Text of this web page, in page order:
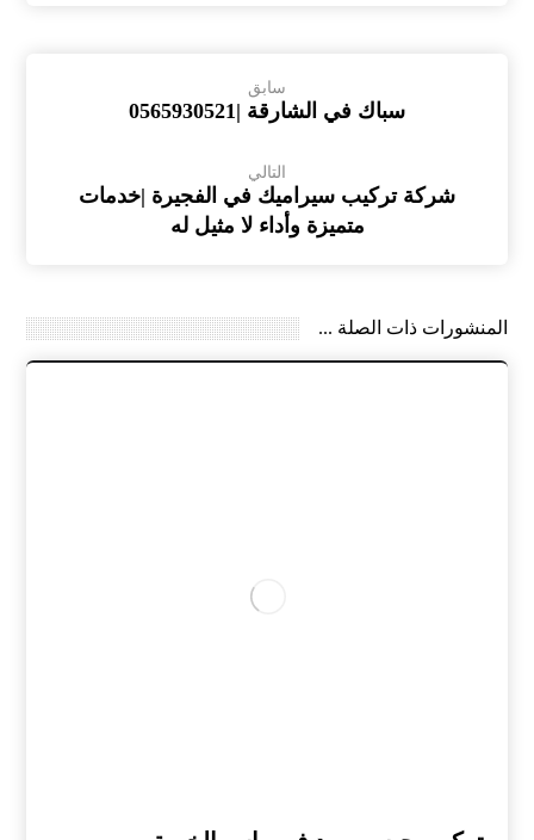
سابق
سباك في الشارقة |0565930521
التالي
شركة تركيب سيراميك في الفجيرة |خدمات
متميزة وأداء لا مثيل له
المنشورات ذات الصلة ...